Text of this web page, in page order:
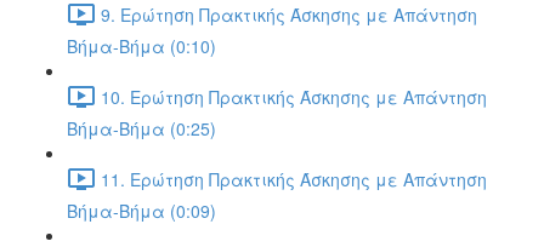
9. Ερώτηση Πρακτικής Άσκησης με Απάντηση
Βήμα-Βήμα (0:10)
10. Ερώτηση Πρακτικής Άσκησης με Απάντηση
Βήμα-Βήμα (0:25)
11. Ερώτηση Πρακτικής Άσκησης με Απάντηση
Βήμα-Βήμα (0:09)